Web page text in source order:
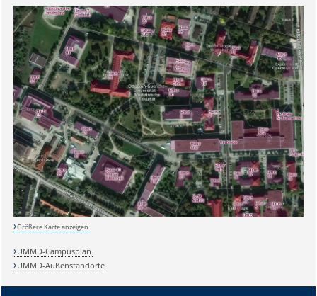
Größere Karte anzeigen
UMMD-Campusplan
UMMD-Außenstandorte